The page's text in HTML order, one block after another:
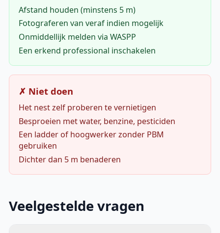
Afstand houden (minstens 5 m)
Fotograferen van veraf indien mogelijk
Onmiddellijk melden via WASPP
Een erkend professional inschakelen
✗ Niet doen
Het nest zelf proberen te vernietigen
Besproeien met water, benzine, pesticiden
Een ladder of hoogwerker zonder PBM
gebruiken
Dichter dan 5 m benaderen
Veelgestelde vragen